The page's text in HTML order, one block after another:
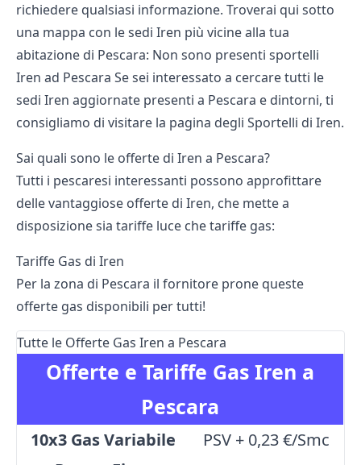
richiedere qualsiasi informazione. Troverai qui sotto
una mappa con le sedi Iren più vicine alla tua
abitazione di Pescara: Non sono presenti sportelli
Iren ad Pescara Se sei interessato a cercare tutti le
sedi Iren aggiornate presenti a Pescara e dintorni, ti
consigliamo di visitare la pagina degli Sportelli di Iren.
Sai quali sono le offerte di Iren a Pescara?
Tutti i pescaresi interessanti possono approfittare
delle vantaggiose offerte di Iren, che mette a
disposizione sia tariffe luce che tariffe gas:
Tariffe Gas di Iren
Per la zona di Pescara il fornitore prone queste
offerte gas disponibili per tutti!
Tutte le Offerte Gas Iren a Pescara
Offerte e Tariffe Gas Iren a
Pescara
10x3 Gas Variabile
PSV + 0,23 €/Smc